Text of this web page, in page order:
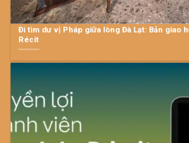
Đi tìm dư vị Pháp giữa lòng Đà Lạt: Bản giao
Récit